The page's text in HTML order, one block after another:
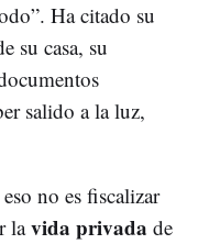
Ha citado su
su casa, su
salido a la luz,
no es fiscalizar
lavida privada de